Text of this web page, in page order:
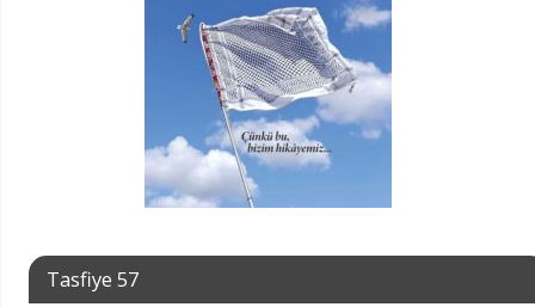
Tasfiye 57